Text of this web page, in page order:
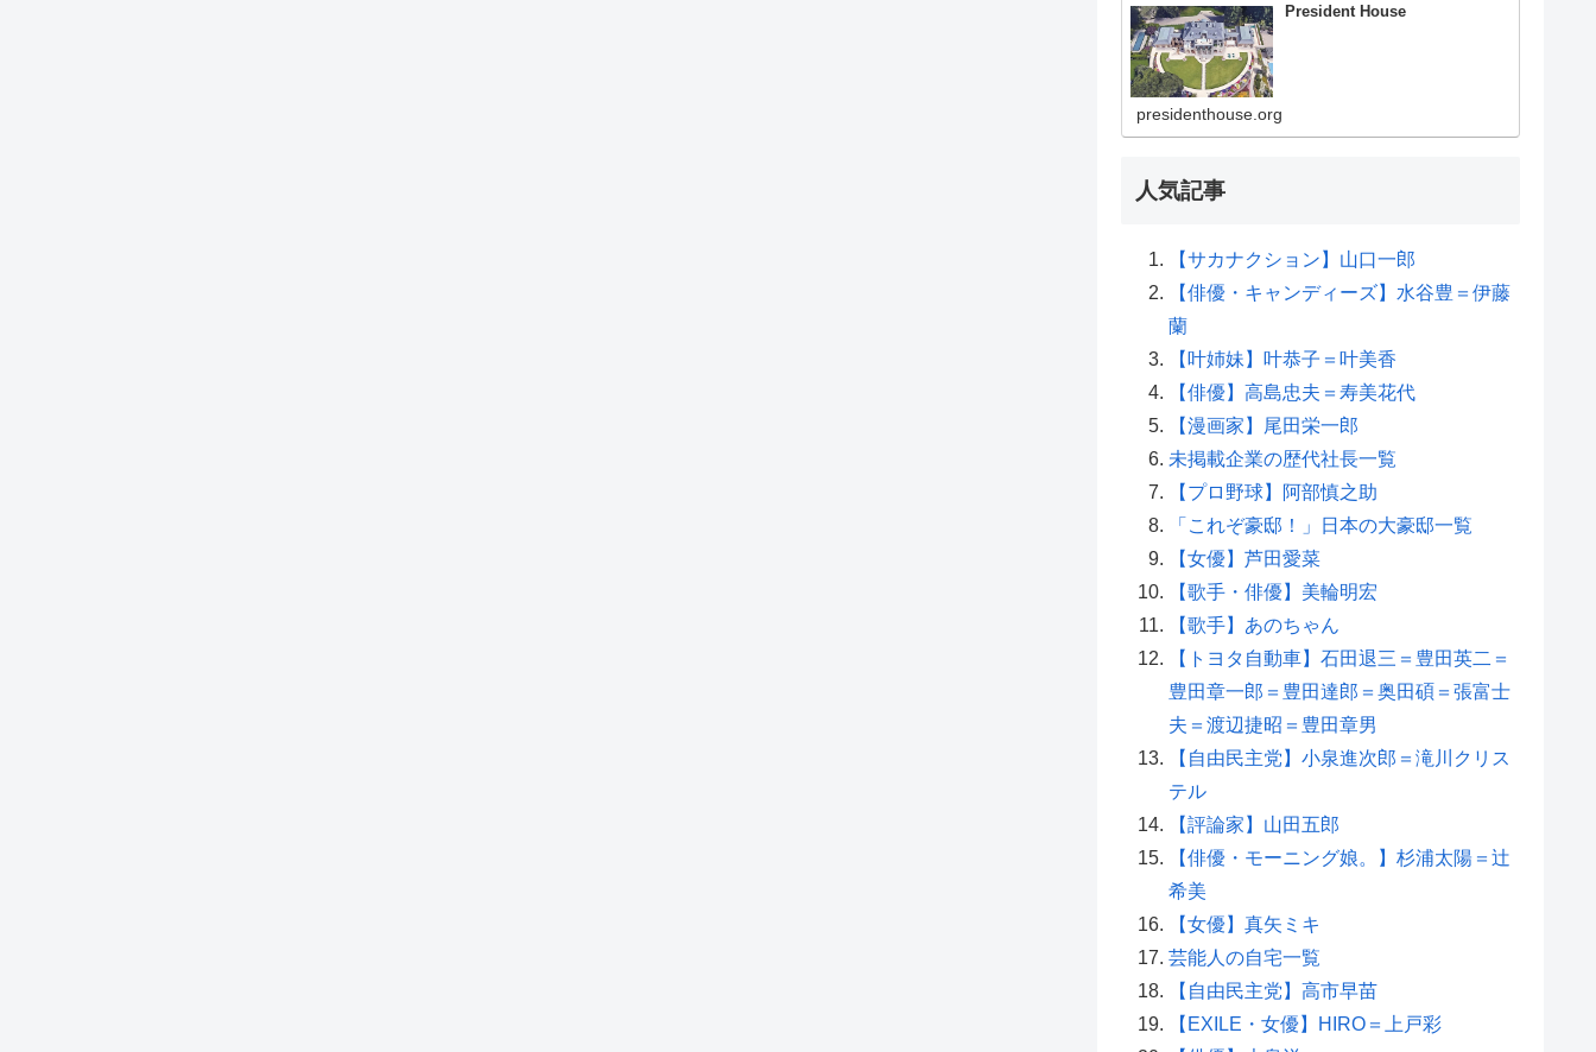
President House
presidenthouse.org
人気記事
【サカナクション】山口一郎
【俳優・キャンディーズ】水谷豊＝伊藤
蘭
【叶姉妹】叶恭子＝叶美香
【俳優】高島忠夫＝寿美花代
【漫画家】尾田栄一郎
未掲載企業の歴代社長一覧
【プロ野球】阿部慎之助
「これぞ豪邸！」日本の大豪邸一覧
【女優】芦田愛菜
【歌手・俳優】美輪明宏
【歌手】あのちゃん
【トヨタ自動車】石田退三＝豊田英二＝
豊田章一郎＝豊田達郎＝奥田碩＝張富士
夫＝渡辺捷昭＝豊田章男
【自由民主党】小泉進次郎＝滝川クリス
テル
【評論家】山田五郎
【俳優・モーニング娘。】杉浦太陽＝辻
希美
【女優】真矢ミキ
芸能人の自宅一覧
【自由民主党】高市早苗
【EXILE・女優】HIRO＝上戸彩